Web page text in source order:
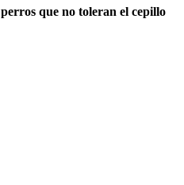
perros que no toleran el cepillo